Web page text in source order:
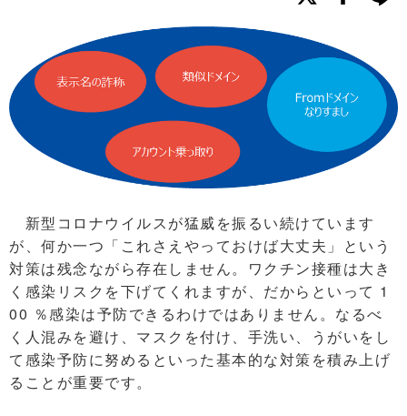
新型コロナウイルスが猛威を振るい続けています
が、何か一つ「これさえやっておけば大丈夫」という
対策は残念ながら存在しません。ワクチン接種は大き
く感染リスクを下げてくれますが、だからといって 1
00 ％感染は予防できるわけではありません。なるべ
く人混みを避け、マスクを付け、手洗い、うがいをし
て感染予防に努めるといった基本的な対策を積み上げ
ることが重要です。